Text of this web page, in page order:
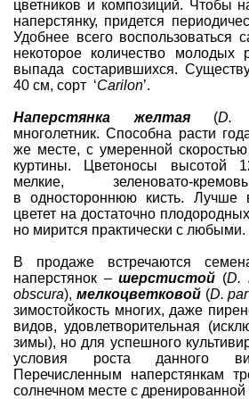
цветников и композиций. Чтобы
наперстянку, придется
Удобнее всего воспользоваться
некоторое количество молодых
выпада состарившихся.
40 см, сорт ‘Carilon’.
Наперстянка желтая(D.
многолетник. Способна расти
же месте, с умеренной
куртины. Цветоносы высотой
мелкие, зеленовато-
в одностороннюю кисть. Лучше
цветет на достаточно
но мирится практически с любыми.
В продаже встречаются
наперстянок –шерстистой (D.
obscura), мелкоцветковой(D.
зимостойкость многих, даже
видов, удовлетворительная
зимы), но для успешного
условия роста данного
Перечисленным наперстянкам
солнечном месте с дренированной